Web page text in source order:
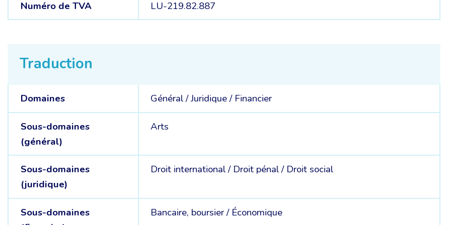
Numéro de TVA LU-219.82.887
Traduction
Domaines Général /Juridique / Financier
Sous-domaines
(général)
Arts
Sous-domaines
(juridique)
Droit international / Droit pénal / Droit social
Sous-domaines
Bancaire, boursier / Économique